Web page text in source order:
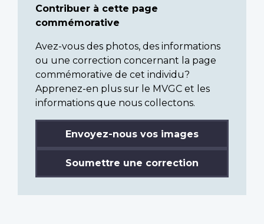
Contribuer à cette page
commémorative
Avez-vous des photos, des informations
ou une correction concernant la page
commémorative de cet individu?
Apprenez-en plus sur le MVGC et les
informations que nous collectons.
Envoyez-nous vos images
Soumettre une correction